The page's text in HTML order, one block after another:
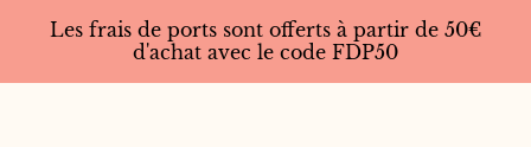
Les frais de ports sont offerts à partir de 50€
d'achat avec le code FDP50